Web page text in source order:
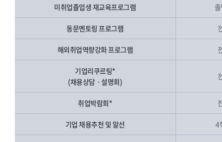
미취업졸업생 재교육프로그램
동문멘토링 프로그램
해외취업역량강화 프로그램
기업리쿠르팅*
(채용상담ㆍ설명회)
취업박람회*
기업 채용추천 및 알선 4